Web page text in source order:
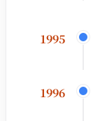
1995
1996